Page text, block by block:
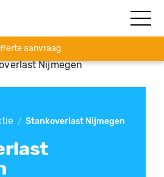
aanvraag
Nijmegen
/ Stankoverlast Nijmegen